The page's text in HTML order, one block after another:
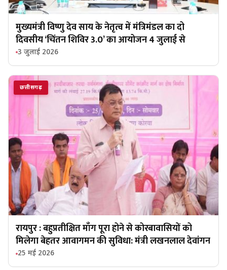
मुख्यमंत्री विष्णु देव साय के नेतृत्व में मंत्रिमंडल का दो
दिवसीय ‘चिंतन शिविर 3.0’ का आयोजन 4 जुलाई से
3 जुलाई 2026
छत्तीसगढ़
रायपुर : बहुप्रतीक्षित माँग पूरा होने से कोरबावासियों को
मिलेगा बेहतर आवागमन की सुविधा: मंत्री लखनलाल देवांगन
25 मई 2026